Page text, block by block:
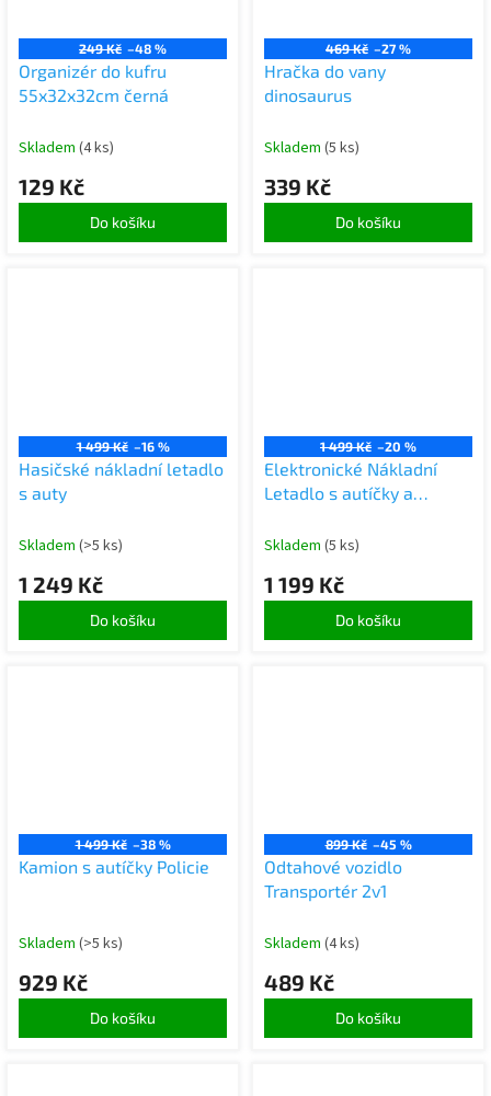
249 Kč –48 %
Organizér do kufru
55x32x32cm černá
Skladem (4 ks)
129 Kč
Do košíku
469 Kč –27 %
Hračka do vany
dinosaurus
Skladem (5 ks)
339 Kč
Do košíku
1 499 Kč –16 %
Hasičské nákladní letadlo
s auty
Skladem (>5 ks)
1 249 Kč
Do košíku
1 499 Kč –20 %
Elektronické Nákladní
Letadlo s autíčky a
Skladem (5 ks)
1 199 Kč
Do košíku
1 499 Kč –38 %
Kamion s autíčky Policie
Skladem (>5 ks)
929 Kč
Do košíku
899 Kč –45 %
Odtahové vozidlo
Transportér 2v1
Skladem (4 ks)
489 Kč
Do košíku